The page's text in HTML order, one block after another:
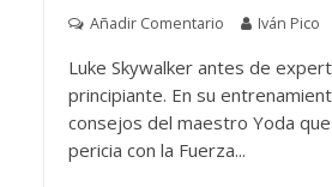
Añadir Comentario Iván Pico
Luke Skywalker antes de
principiante. En su
consejos del maestro Yoda
pericia con la Fuerza...